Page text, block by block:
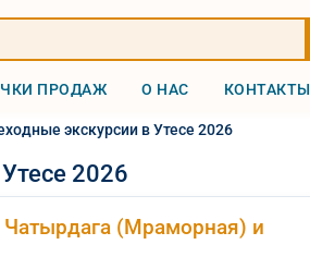
ПРОДАЖ О НАС КОНТАКТЫ
экскурсии в Утесе 2026
2026
(Мраморная) и